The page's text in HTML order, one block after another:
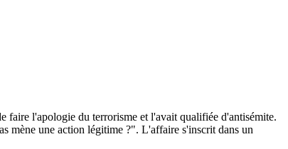
faire l'apologie du terrorisme et l'avait qualifiée d'antisémite.
mène une action légitime ?". L'affaire s'inscrit dans un